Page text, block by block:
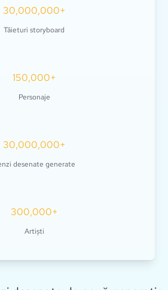
30,000,000+
Tăieturi storyboard
150,000+
Personaje
30,000,000+
desenate generate
300,000+
Artiști